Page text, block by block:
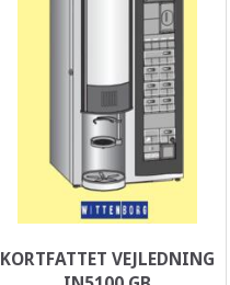
KORTFATTET VEJLEDNING